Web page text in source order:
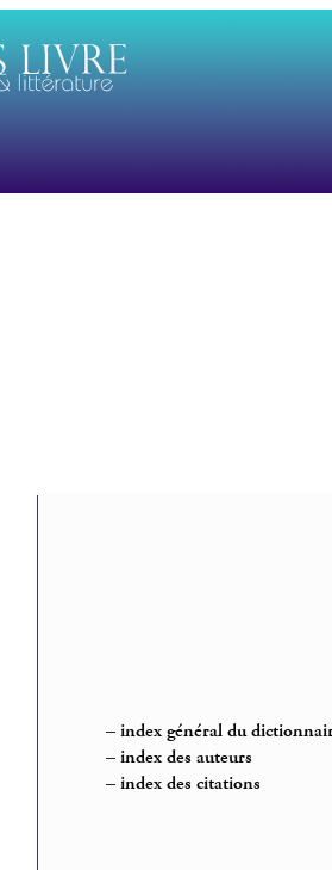
–index général du
–index des auteurs
–index des citations